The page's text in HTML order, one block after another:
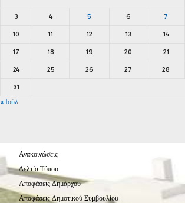
3 4 5 6 7
10 11 12 13 14
17 18 19 20 21
24 25 26 27 28
31
« Ιούλ
Ανακοινώσεις
Δελτία Τύπου
Αποφάσεις Δημάρχου
Αποφάσεις Δημοτικού Συμβουλίου